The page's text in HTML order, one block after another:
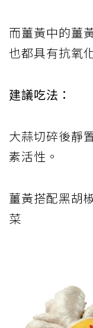
而薑黃中的薑
也都具有抗氧
建議吃法：
大蒜切碎後靜
素活性。
薑黃搭配黑胡
菜